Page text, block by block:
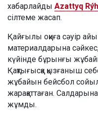
хабарлайды Azattyq
сілтеме жасап.
Қайғылы оқиға сәуір
материалдарына
күйінде бұрынғы
Қақтығысқа қызғаныш
жұбайын бейсбол
жарақаттаған.
жұмды.